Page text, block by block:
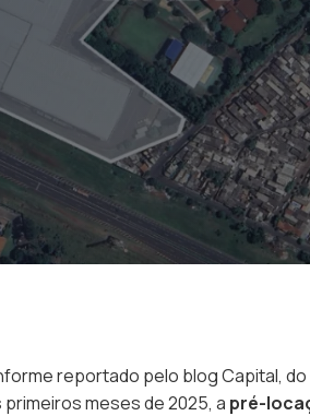
reportado pelo blog Capital, do
meses de 2025, a pré-